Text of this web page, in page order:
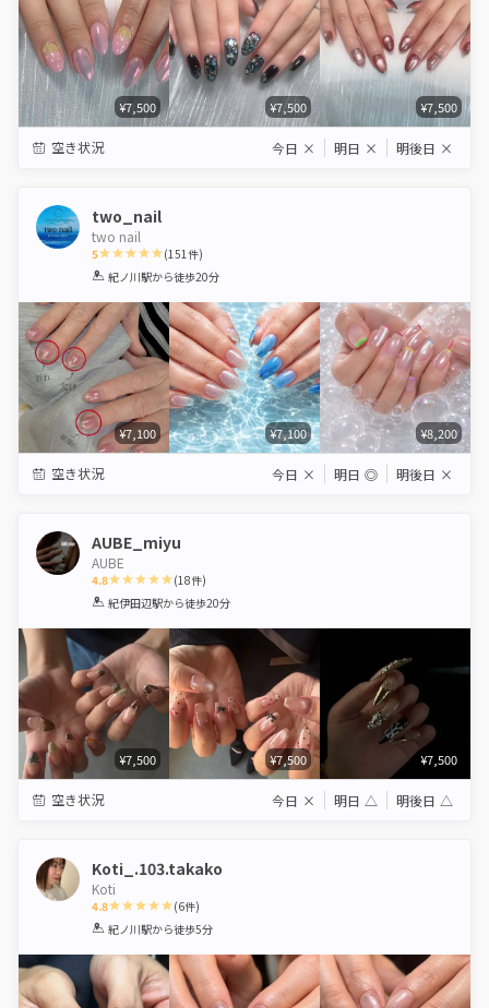
¥7,500 ¥7,500 ¥7,500
空き状況 今日 × 明日 × 明後日 ×
two_nail
two nail
5
1 2 3 4 5
(151件)
紀ノ川駅から徒歩20分
¥7,100 ¥7,100 ¥8,200
空き状況 今日 × 明日 ◎ 明後日 ×
AUBE_miyu
AUBE
4.8
1 2 3 4 5
(18件)
紀伊田辺駅から徒歩20分
¥7,500 ¥7,500 ¥7,500
空き状況 今日 × 明日 △ 明後日 △
Koti_.103.takako
Koti
4.8
1 2 3 4 5
(6件)
紀ノ川駅から徒歩5分